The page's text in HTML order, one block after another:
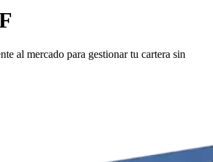
al mercado para gestionar tu cartera sin